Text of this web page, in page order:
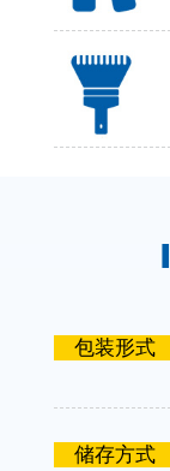
包装形式
储存方式